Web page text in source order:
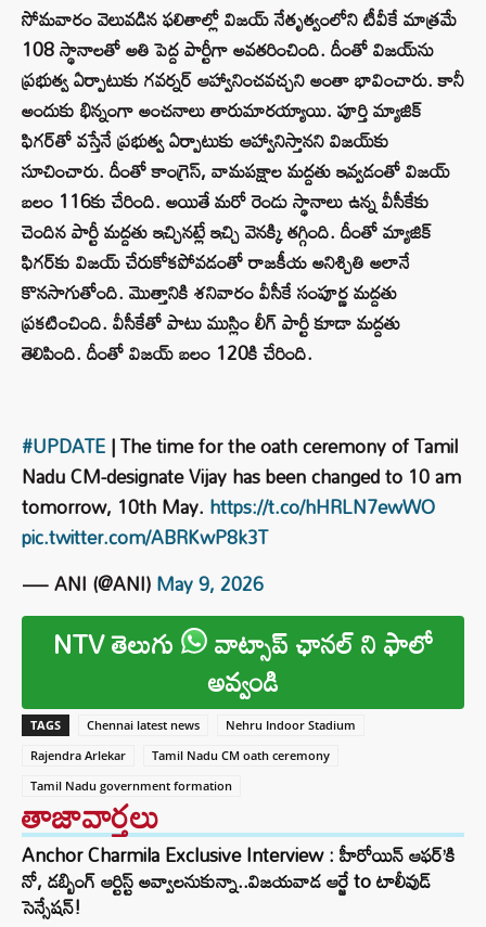
సోమవారం వెలువడిన ఫలితాల్లో విజయ్ నేతృత్వంలోని టీవీకే మాత్రమే
108 స్థానాలతో అతి పెద్ద పార్టీగా అవతరించింది. దీంతో విజయ్‌ను
ప్రభుత్వ ఏర్పాటుకు గవర్నర్ ఆహ్వానించవచ్చని అంతా భావించారు. కానీ
అందుకు భిన్నంగా అంచనాలు తారుమారయ్యాయి. పూర్తి మ్యాజిక్
ఫిగర్‌తో వస్తేనే ప్రభుత్వ ఏర్పాటుకు ఆహ్వానిస్తానని విజయ్‌కు
సూచించారు. దీంతో కాంగ్రెస్, వామపక్షాల మద్దతు ఇవ్వడంతో విజయ్
బలం 116కు చేరింది. అయితే మరో రెండు స్థానాలు ఉన్న వీసీకేకు
చెందిన పార్టీ మద్దతు ఇచ్చినట్లే ఇచ్చి వెనక్కి తగ్గింది. దీంతో మ్యాజిక్
ఫిగర్‌కు విజయ్ చేరుకోకపోవడంతో రాజకీయ అనిశ్చితి అలానే
కొనసాగుతోంది. మొత్తానికి శనివారం వీసీకే సంపూర్ణ మద్దతు
ప్రకటించింది. వీసీకేతో పాటు ముస్లిం లీగ్ పార్టీ కూడా మద్దతు
తెలిపింది. దీంతో విజయ్ బలం 120కి చేరింది.
#UPDATE| The time for the oath ceremony of Tamil
Nadu CM-designate Vijay has been changed to 10 am
tomorrow, 10th May. https://t.co/hHRLN7ewWO
pic.twitter.com/ABRKwP8k3T
— ANI (@ANI)May 9, 2026
NTV తెలుగు వాట్సాప్ ఛానల్ ని ఫాలో
అవ్వండి
TAGS Chennai latest news
Nehru Indoor Stadium
Rajendra Arlekar
Tamil Nadu CM oath ceremony
Tamil Nadu government formation
తాజావార్తలు
Anchor Charmila Exclusive Interview : హీరోయిన్ ఆఫర్’కి
నో, డబ్బింగ్ ఆర్టిస్ట్ అవ్వాలనుకున్నా..విజయవాడ ఆర్జే to టాలీవుడ్
సెన్సేషన్!